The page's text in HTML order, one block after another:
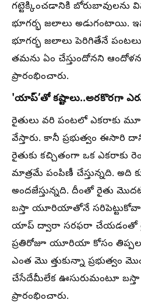
గట్టెక్కించడానికి
భూగర్భ జలాలు అడుగంటాయి.
భూగర్భ జలాలు పెరిగితేనే
తమను ఏం చేస్తుందోనని
ప్రారంభించారు.
'యాప్‌’తో కష్టాలు..అరకొరగా
రైతులు వరి పంటలో ఎకరాకు
వేస్తారు. కానీ ప్రభుత్వం ఈసారి
రైతుకు కచ్చితంగా ఒక ఎకరాకు
మాత్రమే పంపిణీ చేస్తున్నది. అది
అందజేస్తున్నది. దీంతో రైతు
బస్తా యూరియాతోనే
యాప్‌ ద్వారా సరఫరా చేయడంతో
ప్రతిరోజూ యూరియా కోసం
ఎంత మొ త్తుకున్నా ప్రభుత్వం
చేసేదేమీలేక ఊసురుమంటూ
ప్రారంభించారు.